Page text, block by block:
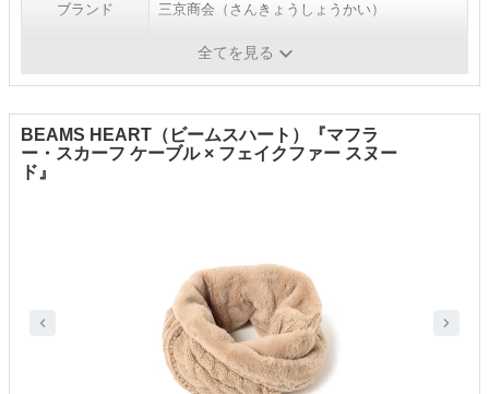
ブランド 三京商会（さんきょうしょうかい）
イタリア（糸原材料）、ベトナム（縫製）
全てを見る
BEAMS HEART（ビームスハート）『マフラ
ー・スカーフ ケーブル × フェイクファー スヌー
ド』